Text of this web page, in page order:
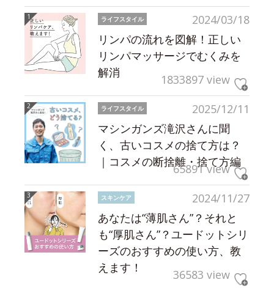
2024/03/18
ライフスタイル
リンパの流れを図解！正しい
リンパマッサージでむくみを
解消
1833897 view
2025/12/11
ライフスタイル
マシンガンズ滝沢さんに聞
く、古いコスメの捨て方は？
｜コスメの断捨離・捨て方編
65891 view
2024/11/27
スキンケア
あなたは“薄肌さん”？それと
も“厚肌さん”？ユードットシリ
ーズのおすすめの使い方、教
えます！
36583 view